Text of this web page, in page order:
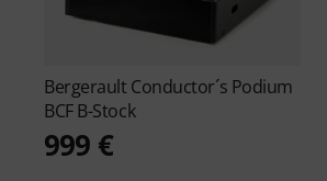
Bergerault Conductor´s Podium
BCF B-Stock
999 €